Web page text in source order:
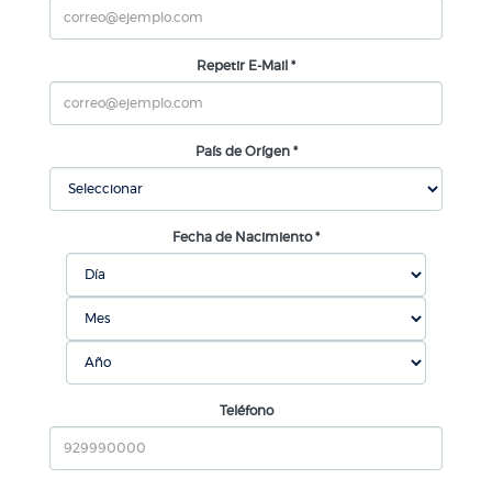
Repetir E-Mail *
País de Orígen *
Fecha de Nacimiento *
Teléfono